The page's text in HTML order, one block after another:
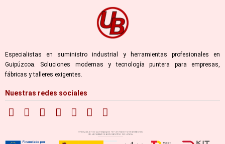
Especialistas en suministro industrial y herramientas profesionales en
Guipúzcoa. Soluciones modernas y tecnología puntera para empresas,
fábricas y talleres exigentes.
Nuestras redes sociales